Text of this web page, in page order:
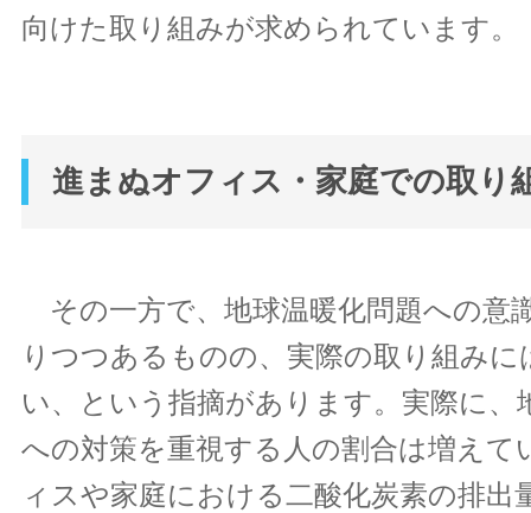
向けた取り組みが求められています。
進まぬオフィス・家庭での取り
その一方で、地球温暖化問題への意
りつつあるものの、実際の取り組みに
い、という指摘があります。実際に、
への対策を重視する人の割合は増えて
ィスや家庭における二酸化炭素の排出